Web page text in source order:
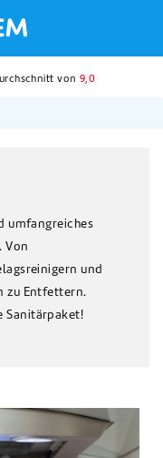
von 9,0
umfangreiches
Von
und
zu Entfettern.
Sanitärpaket!